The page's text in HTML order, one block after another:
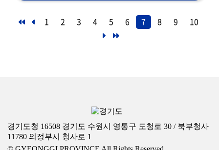
1 2 3 4 5 6 7 8 9 10
경기도청 16508 경기도 수원시 영통구 도청로 30 / 북부청사
11780 의정부시 청사로 1